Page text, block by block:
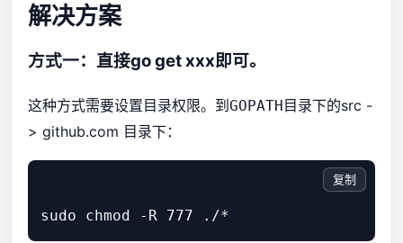
解决方案
方式一：直接go get xxx即可。
这种方式需要设置目录权限。到 GOPATH 目录下的src -
> github.com 目录下：
复制